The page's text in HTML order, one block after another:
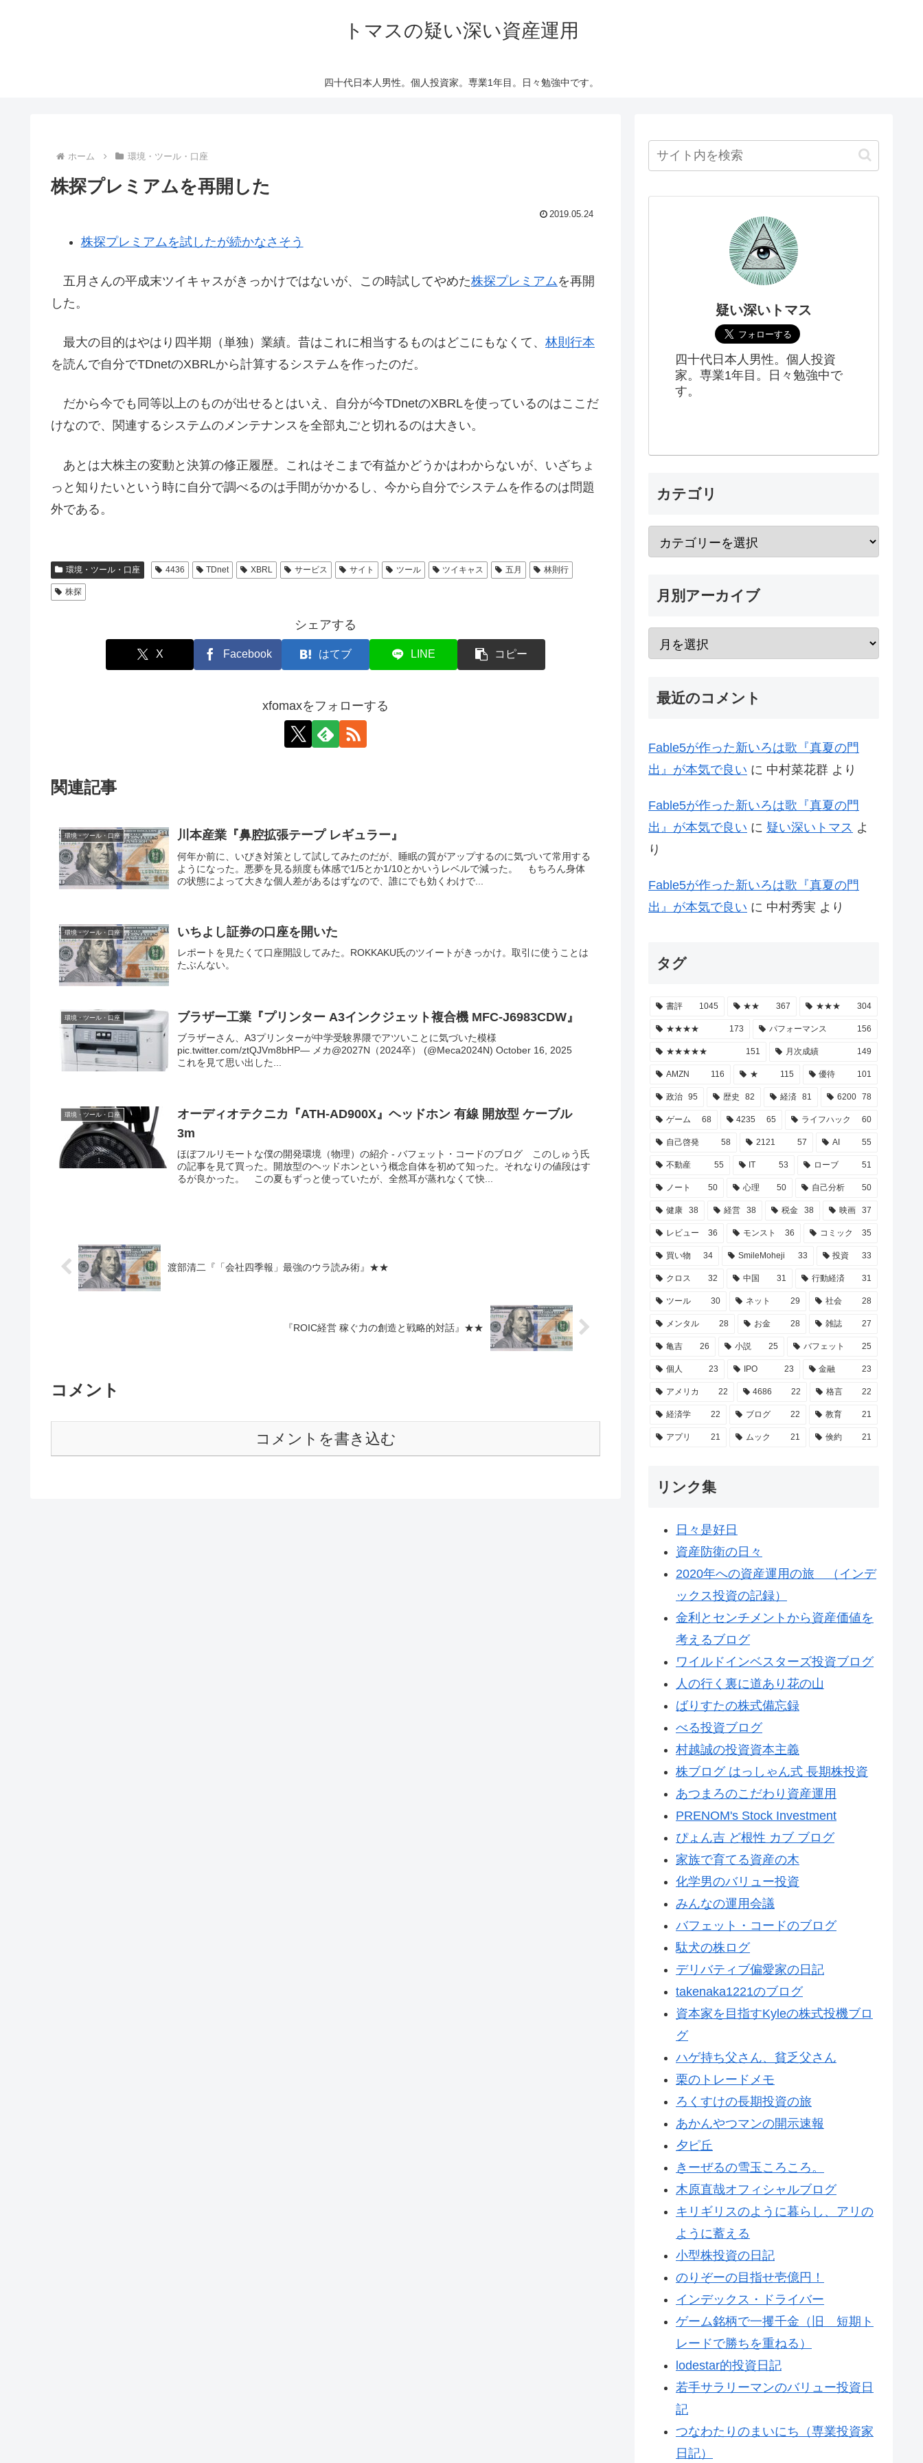
トマスの疑い深い資産運用
四十代日本人男性。個人投資家。専業1年目。日々勉強中です。
ホーム 環境・ツール・口座
株探プレミアムを再開した
2019.05.24
株探プレミアムを試したが続かなさそう
五月さんの平成末ツイキャスがきっかけではないが、この時試してやめた株探プレミアム を再開
した。
最大の目的はやはり四半期（単独）業績。昔はこれに相当するものはどこにもなくて、 林則行本
を読んで自分でTDnetのXBRLから計算するシステムを作ったのだ。
だから今でも同等以上のものが出せるとはいえ、自分が今TDnetのXBRLを使っているのはここだ
けなので、関連するシステムのメンテナンスを全部丸ごと切れるのは大きい。
あとは大株主の変動と決算の修正履歴。これはそこまで有益かどうかはわからないが、いざちょ
っと知りたいという時に自分で調べるのは手間がかかるし、今から自分でシステムを作るのは問題
外である。
環境・ツール・口座 4436 TDnet XBRL サービス サイト ツール ツイキャス 五月 林則行
株探
シェアする
X Facebook はてブ LINE コピー
xfomaxをフォローする
関連記事
環境・ツール・口座 川本産業『鼻腔拡張テープ レギュラー』
何年か前に、いびき対策として試してみたのだが、睡眠の質がアップするのに気づいて常用する
ようになった。悪夢を見る頻度も体感で1/5とか1/10とかいうレベルで減った。 もちろん身体
の状態によって大きな個人差があるはずなので、誰にでも効くわけで...
環境・ツール・口座 いちよし証券の口座を開いた
レポートを見たくて口座開設してみた。ROKKAKU氏のツイートがきっかけ。取引に使うことは
たぶんない。
環境・ツール・口座 ブラザー工業『プリンター A3インクジェット複合機 MFC-J6983CDW』
ブラザーさん、A3プリンターが中学受験界隈でアツいことに気づいた模様
pic.twitter.com/ztQJVm8bHP— メカ@2027N（2024卒） (@Meca2024N) October 16, 2025
これを見て思い出した...
環境・ツール・口座
オーディオテクニカ『ATH-AD900X』ヘッドホン 有線 開放型 ケーブル
3m
ほぼフルリモートな僕の開発環境（物理）の紹介 - バフェット・コードのブログ このしゅう氏
の記事を見て買った。開放型のヘッドホンという概念自体を初めて知った。それなりの値段はす
るが良かった。 この夏もずっと使っていたが、全然耳が蒸れなくて快...
渡部清二『「会社四季報」最強のウラ読み術』★★
『ROIC経営 稼ぐ力の創造と戦略的対話』★★
コメント
コメントを書き込む
疑い深いトマス
四十代日本人男性。個人投資
家。専業1年目。日々勉強中で
す。
カテゴリ
月別アーカイブ
最近のコメント
Fable5が作った新いろは歌『真夏の門
出』が本気で良い に 中村菜花群 より
Fable5が作った新いろは歌『真夏の門
出』が本気で良い に 疑い深いトマス よ
り
Fable5が作った新いろは歌『真夏の門
出』が本気で良い に 中村秀実 より
タグ
書評 1045 ★★ 367 ★★★ 304
★★★★ 173 パフォーマンス 156
★★★★★ 151 月次成績 149
AMZN 116 ★ 115 優待 101
政治 95 歴史 82 経済 81 6200 78
ゲーム 68 4235 65 ライフハック 60
自己啓発 58 2121 57 AI 55
不動産 55 IT 53 ローブ 51
ノート 50 心理 50 自己分析 50
健康 38 経営 38 税金 38 映画 37
レビュー 36 モンスト 36 コミック 35
買い物 34 SmileMoheji 33 投資 33
クロス 32 中国 31 行動経済 31
ツール 30 ネット 29 社会 28
メンタル 28 お金 28 雑誌 27
亀吉 26 小説 25 バフェット 25
個人 23 IPO 23 金融 23
アメリカ 22 4686 22 格言 22
経済学 22 ブログ 22 教育 21
アプリ 21 ムック 21 倹約 21
リンク集
日々是好日
資産防衛の日々
2020年への資産運用の旅 （インデ
ックス投資の記録）
金利とセンチメントから資産価値を
考えるブログ
ワイルドインベスターズ投資ブログ
人の行く裏に道あり花の山
ばりすたの株式備忘録
べる投資ブログ
村越誠の投資資本主義
株ブログ はっしゃん式 長期株投資
あつまろのこだわり資産運用
PRENOM's Stock Investment
ぴょん吉 ど根性 カブ ブログ
家族で育てる資産の木
化学男のバリュー投資
みんなの運用会議
バフェット・コードのブログ
駄犬の株ログ
デリバティブ偏愛家の日記
takenaka1221のブログ
資本家を目指すKyleの株式投機ブロ
グ
ハゲ持ち父さん、貧乏父さん
栗のトレードメモ
ろくすけの長期投資の旅
あかんやつマンの開示速報
夕ピ丘
きーぜるの雪玉ころころ。
木原直哉オフィシャルブログ
キリギリスのように暮らし、アリの
ように蓄える
小型株投資の日記
のりぞーの目指せ壱億円！
インデックス・ドライバー
ゲーム銘柄で一攫千金（旧 短期ト
レードで勝ちを重ねる）
lodestar的投資日記
若手サラリーマンのバリュー投資日
記
つなわたりのまいにち（専業投資家
日記）